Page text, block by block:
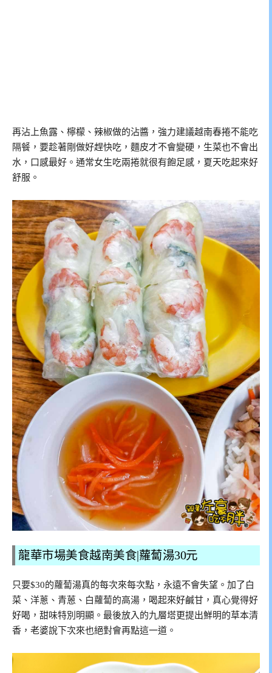
再沾上魚露、檸檬、辣椒做的沾醬，強力建議越南春捲不能吃
隔餐，要趁著剛做好趕快吃，麵皮才不會變硬，生菜也不會出
水，口感最好。通常女生吃兩捲就很有飽足感，夏天吃起來好
舒服。
龍華市場美食越南美食|蘿蔔湯30元
只要$30的蘿蔔湯真的每次來每次點，永遠不會失望。加了白
菜、洋蔥、青蒽、白蘿蔔的高湯，喝起來好鹹甘，真心覺得好
好喝，甜味特別明顯。最後放入的九層塔更提出鮮明的草本清
香，老婆說下次來也絕對會再點這一道。